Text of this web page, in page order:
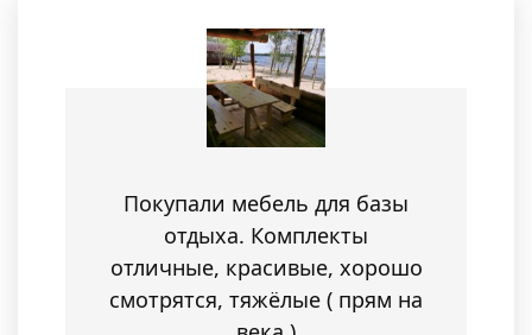
Покупали мебель для базы
отдыха. Комплекты
отличные, красивые, хорошо
смотрятся, тяжёлые ( прям на